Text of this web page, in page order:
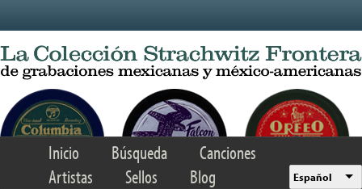
Inicio Búsqueda
Canciones
Artistas
Sellos Blog Español